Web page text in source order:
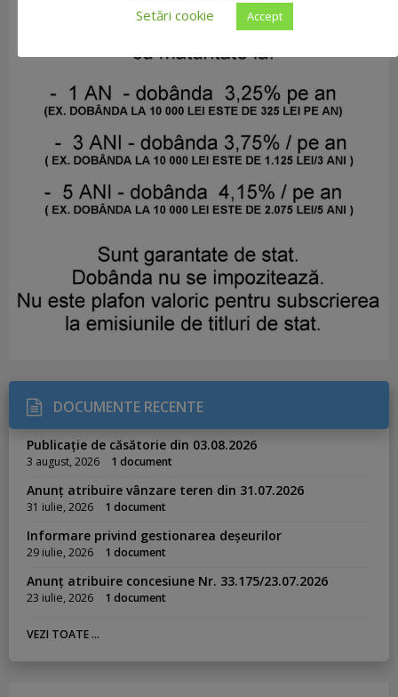
DOCUMENTE RECENTE
Publicație de căsătorie din 03.08.2026
3 august, 2026 1 document
Anunț atribuire vânzare teren din 31.07.2026
31 iulie, 2026 1 document
Informare privind gestionarea deșeurilor
29 iulie, 2026 1 document
Anunț atribuire concesiune Nr. 33.175/23.07.2026
23 iulie, 2026 1 document
VEZI TOATE ...
Setări cookie
Accept